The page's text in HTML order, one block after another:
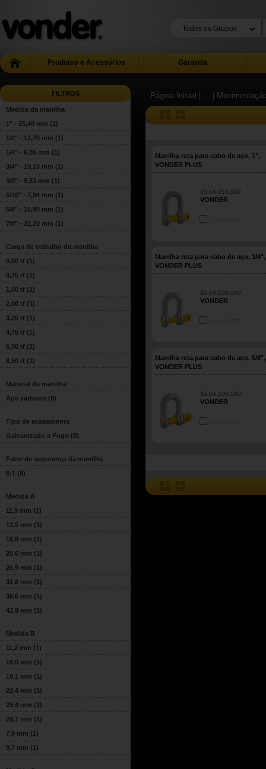
Produtos e Acessórios Garantia
FILTROS
Medida da manilha
1" - 25,40 mm (1)
1/2" - 12,70 mm (1)
1/4" - 6,35 mm (1)
3/4" - 19,10 mm (1)
3/8" - 9,53 mm (1)
5/16" - 7,94 mm (1)
5/8" - 15,90 mm (1)
7/8" - 22,20 mm (1)
Carga de trabalho da manilha
0,50 tf (1)
0,75 tf (1)
1,00 tf (1)
2,00 tf (1)
3,25 tf (1)
4,75 tf (1)
6,50 tf (1)
8,50 tf (1)
Material da manilha
Aço carbono (8)
Tipo de acabamento
Galvanizado a Fogo (8)
Fator de segurança da manilha
6:1 (8)
Medida A
11,9 mm (1)
13,5 mm (1)
16,8 mm (1)
20,6 mm (1)
26,9 mm (1)
31,8 mm (1)
36,6 mm (1)
42,9 mm (1)
Medida B
11,2 mm (1)
16,0 mm (1)
19,1 mm (1)
22,4 mm (1)
25,4 mm (1)
28,7 mm (1)
7,9 mm (1)
9,7 mm (1)
Página Inicial | ... |
Manilha reta para cabo de aço, 1",
VONDER PLUS
35.64.010.100
VONDER
Manilha reta para cabo de aço, 3/4",
VONDER PLUS
35.64.100.340
VONDER
Manilha reta para cabo de aço, 5/8",
VONDER PLUS
35.64.100.580
VONDER